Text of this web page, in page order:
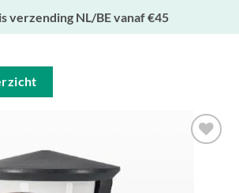
verzending NL/BE vanaf €45